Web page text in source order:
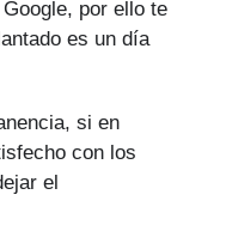
por ello te
es un día
si en
con los
el